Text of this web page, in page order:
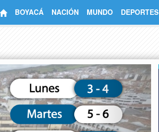
BOYACÁ NACIÓN MUNDO DEPORTES
Next